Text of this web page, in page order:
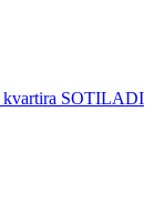
kvartira SOTILADI